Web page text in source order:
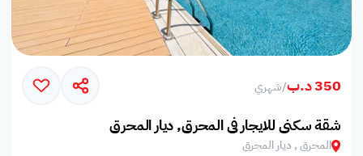
350 د.ب /شهري
شقة سكني للايجار في المحرق, ديار المحرق
المحرق , ديار المحرق